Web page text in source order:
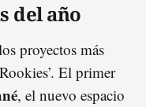
del año
proyectos más
El primer
, el nuevo espacio